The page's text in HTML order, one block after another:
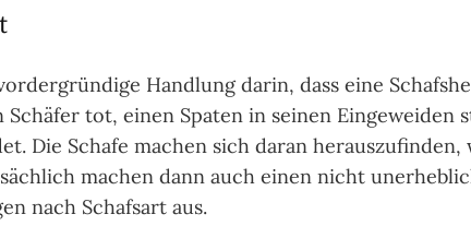
Hand­lung darin, dass eine
tot, einen Spa­ten in sei­nen Ein­gewei­den
Die Schafe machen sich daran heraus­zu­fin­den,
machen dann auch einen nicht
nach Schafs­art aus.